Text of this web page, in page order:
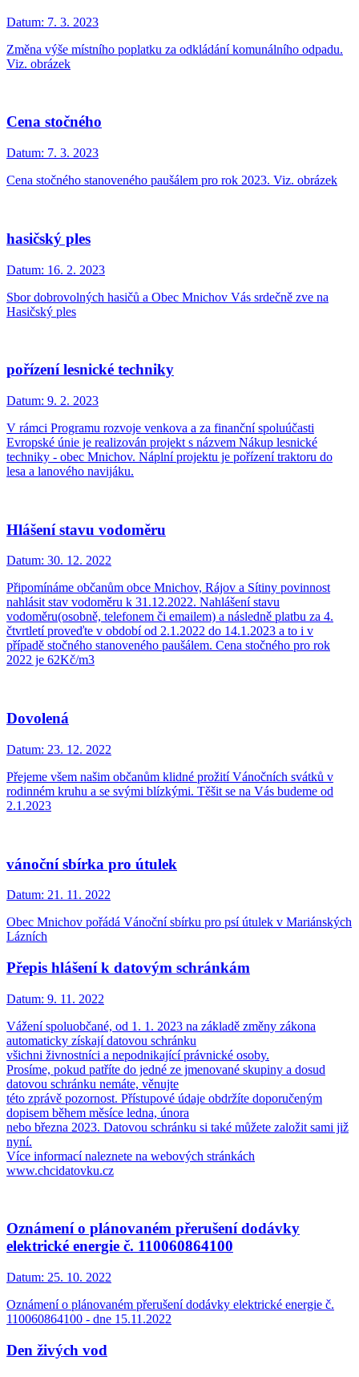
Datum: 7. 3. 2023
Změna výše místního poplatku za odkládání komunálního odpadu.
Viz. obrázek
Cena stočného
Datum: 7. 3. 2023
Cena stočného stanoveného paušálem pro rok 2023. Viz. obrázek
hasičský ples
Datum: 16. 2. 2023
Sbor dobrovolných hasičů a Obec Mnichov Vás srdečně zve na
Hasičský ples
pořízení lesnické techniky
Datum: 9. 2. 2023
V rámci Programu rozvoje venkova a za finanční spoluúčasti
Evropské únie je realizován projekt s názvem Nákup lesnické
techniky - obec Mnichov. Náplní projektu je pořízení traktoru do
lesa a lanového navijáku.
Hlášení stavu vodoměru
Datum: 30. 12. 2022
Připomínáme občanům obce Mnichov, Rájov a Sítiny povinnost
nahlásit stav vodoměru k 31.12.2022. Nahlášení stavu
vodoměru(osobně, telefonem či emailem) a následně platbu za 4.
čtvrtletí proveďte v období od 2.1.2022 do 14.1.2023 a to i v
případě stočného stanoveného paušálem. Cena stočného pro rok
2022 je 62Kč/m3
Dovolená
Datum: 23. 12. 2022
Přejeme všem našim občanům klidné prožití Vánočních svátků v
rodinném kruhu a se svými blízkými. Těšit se na Vás budeme od
2.1.2023
vánoční sbírka pro útulek
Datum: 21. 11. 2022
Obec Mnichov pořádá Vánoční sbírku pro psí útulek v Mariánských
Lázních
Přepis hlášení k datovým schránkám
Datum: 9. 11. 2022
Vážení spoluobčané, od 1. 1. 2023 na základě změny zákona
automaticky získají datovou schránku
všichni živnostníci a nepodnikající právnické osoby.
Prosíme, pokud patříte do jedné ze jmenované skupiny a dosud
datovou schránku nemáte, věnujte
této zprávě pozornost. Přístupové údaje obdržíte doporučeným
dopisem během měsíce ledna, února
nebo března 2023. Datovou schránku si také můžete založit sami již
nyní.
Více informací naleznete na webových stránkách
www.chcidatovku.cz
Oznámení o plánovaném přerušení dodávky
elektrické energie č. 110060864100
Datum: 25. 10. 2022
Oznámení o plánovaném přerušení dodávky elektrické energie č.
110060864100 - dne 15.11.2022
Den živých vod